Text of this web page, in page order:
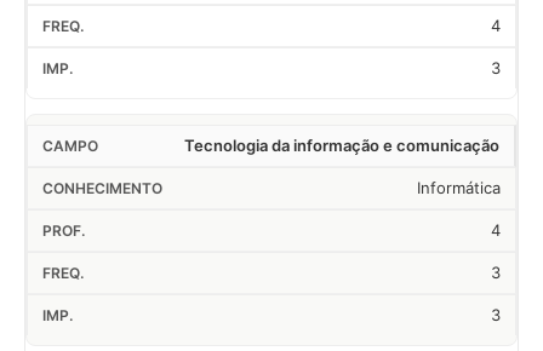
4
3
Tecnologia da informação e comunicação
Informática
4
3
3